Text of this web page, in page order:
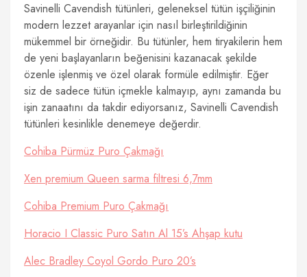
Savinelli Cavendish tütünleri, geleneksel tütün işçiliğinin
modern lezzet arayanlar için nasıl birleştirildiğinin
mükemmel bir örneğidir. Bu tütünler, hem tiryakilerin hem
de yeni başlayanların beğenisini kazanacak şekilde
özenle işlenmiş ve özel olarak formüle edilmiştir. Eğer
siz de sadece tütün içmekle kalmayıp, aynı zamanda bu
işin zanaatını da takdir ediyorsanız, Savinelli Cavendish
tütünleri kesinlikle denemeye değerdir.
Cohiba Pürmüz Puro Çakmağı
Xen premium Queen sarma filtresi 6,7mm
Cohiba Premium Puro Çakmağı
Horacio I Classic Puro Satın Al 15’s Ahşap kutu
Alec Bradley Coyol Gordo Puro 20’s